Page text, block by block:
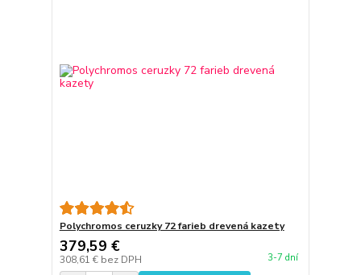
Polychromos ceruzky 72 farieb drevená kazety
379,59 €
308,61 € bez DPH 3-7 dní